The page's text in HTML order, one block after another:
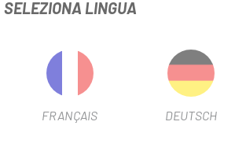
120ML
SCHEDA PRODOTTO
SELEZIONA LINGUA
FRANÇAIS DEUTSCH